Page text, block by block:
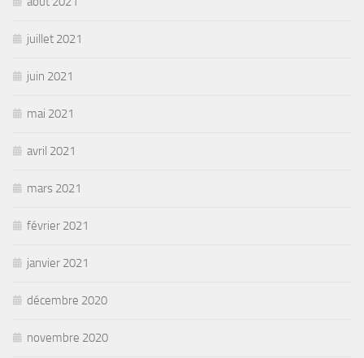
juillet 2021
juin 2021
mai 2021
avril 2021
mars 2021
février 2021
janvier 2021
décembre 2020
novembre 2020